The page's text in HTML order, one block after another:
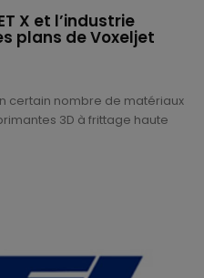
X et l’industrie
plans de Voxeljet
certain nombre de matériaux
3D à frittage haute